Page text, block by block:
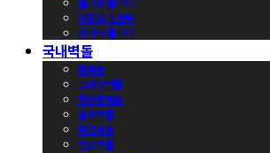
이태리 롱브릭
덴마크 롱브릭
국내벽돌
적벽돌
그레이벽돌
화이트벽돌
블랙벽돌
적고벽돌
청고벽돌